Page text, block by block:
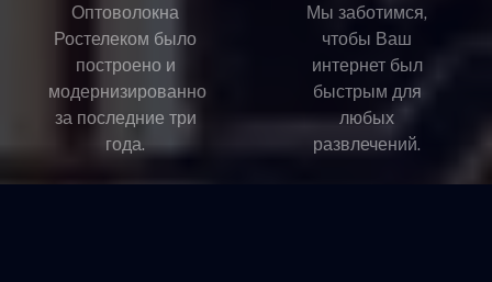
Оптоволокна
Ростелеком было
построено и
модернизированно
за последние три
года.
Мы заботимся,
чтобы Ваш
интернет был
быстрым для
любых
развлечений.